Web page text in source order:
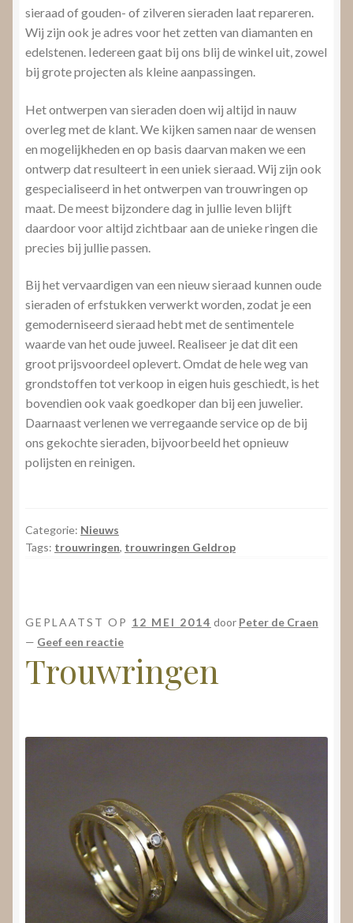
sieraad of gouden- of zilveren sieraden laat repareren.
Wij zijn ook je adres voor het zetten van diamanten en
edelstenen. Iedereen gaat bij ons blij de winkel uit, zowel
bij grote projecten als kleine aanpassingen.
Het ontwerpen van sieraden doen wij altijd in nauw
overleg met de klant. We kijken samen naar de wensen
en mogelijkheden en op basis daarvan maken we een
ontwerp dat resulteert in een uniek sieraad. Wij zijn ook
gespecialiseerd in het ontwerpen van trouwringen op
maat. De meest bijzondere dag in jullie leven blijft
daardoor voor altijd zichtbaar aan de unieke ringen die
precies bij jullie passen.
Bij het vervaardigen van een nieuw sieraad kunnen oude
sieraden of erfstukken verwerkt worden, zodat je een
gemoderniseerd sieraad hebt met de sentimentele
waarde van het oude juweel. Realiseer je dat dit een
groot prijsvoordeel oplevert. Omdat de hele weg van
grondstoffen tot verkoop in eigen huis geschiedt, is het
bovendien ook vaak goedkoper dan bij een juwelier.
Daarnaast verlenen we verregaande service op de bij
ons gekochte sieraden, bijvoorbeeld het opnieuw
polijsten en reinigen.
Categorie: Nieuws
Tags: trouwringen, trouwringen Geldrop
GEPLAATST OP 12 MEI 2014 door Peter de Craen
— Geef een reactie
Trouwringen